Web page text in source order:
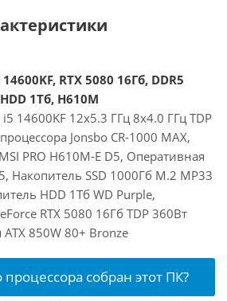
RTX 5080 16Гб, DDR5
1Тб, H610M
14600KF 12x5.3 ГГц 8x4.0 ГГц TDP
Jonsbo CR-1000 MAX,
PRO H610M-E D5, Оперативная
Накопитель SSD 1000Гб M.2 MP33
HDD 1Тб WD Purple,
RTX 5080 16Гб TDP 360Вт
850W 80+ Bronze
процессора собран этот ПК?